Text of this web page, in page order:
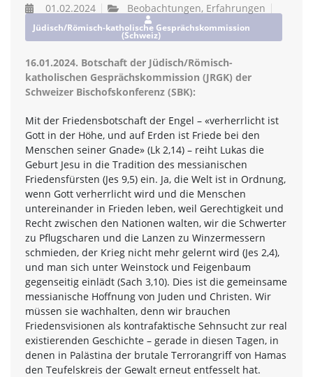
01.02.2024 Beobachtungen, Erfahrungen
Jüdisch/Römisch-katholische Gesprächskommission
(Schweiz)
16.01.2024. Botschaft der Jüdisch/Römisch-
katholischen Gesprächskommission (JRGK) der
Schweizer Bischofskonferenz (SBK):
Mit der Friedensbotschaft der Engel – «verherrlicht ist
Gott in der Höhe, und auf Erden ist Friede bei den
Menschen seiner Gnade» (Lk 2,14) – reiht Lukas die
Geburt Jesu in die Tradition des messianischen
Friedensfürsten (Jes 9,5) ein. Ja, die Welt ist in Ordnung,
wenn Gott verherrlicht wird und die Menschen
untereinander in Frieden leben, weil Gerechtigkeit und
Recht zwischen den Nationen walten, wir die Schwerter
zu Pflugscharen und die Lanzen zu Winzermessern
schmieden, der Krieg nicht mehr gelernt wird (Jes 2,4),
und man sich unter Weinstock und Feigenbaum
gegenseitig einlädt (Sach 3,10). Dies ist die gemeinsame
messianische Hoffnung von Juden und Christen. Wir
müssen sie wachhalten, denn wir brauchen
Friedensvisionen als kontrafaktische Sehnsucht zur real
existierenden Geschichte – gerade in diesen Tagen, in
denen in Palästina der brutale Terrorangriff von Hamas
den Teufelskreis der Gewalt erneut entfesselt hat.